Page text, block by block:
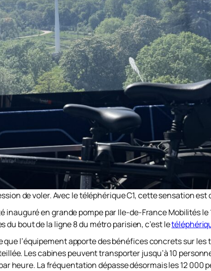
de voler. Avec le téléphérique C1, cette sensation est
inauguré en grande pompe par Ile-de-France Mobilités le
du bout de la ligne 8 du métro parisien, c’est le
que l’équipement apporte des bénéfices concrets sur
Les cabines peuvent transporter jusqu’à 10
heure. La fréquentation dépasse désormais les 12 000